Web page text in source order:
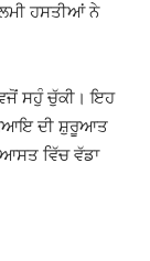
ਹਸਤੀਆਂ ਨੇ
ਸਹੁੰ ਚੁੱਕੀ। ਇਹ
ਦੀ ਸ਼ੁਰੂਆਤ
ਵਿੱਚ ਵੱਡਾ